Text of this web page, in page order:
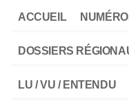
ACCUEIL
DOSSIERS
LU / VU / ENTENDU